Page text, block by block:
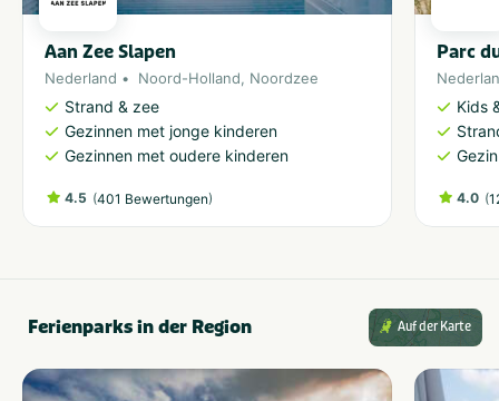
Aan Zee Slapen
Nederland Noord-Holland, Noordzee
Strand & zee
Gezinnen met jonge kinderen
Gezinnen met oudere kinderen
4.5 (401 Bewertungen)
Parc
Kids
4.0 (
Ferienparks in der Region Auf der Karte